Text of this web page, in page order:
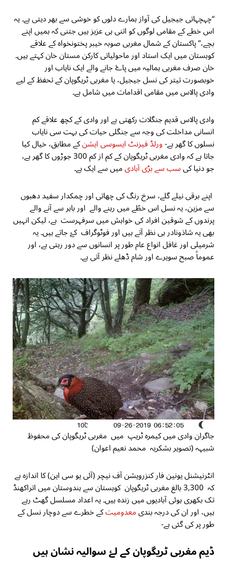
“چہچہاتی جیجیل کی آواز ہمارے دلوں کو خوشی سے بھر دیتی ہے۔ یہ
اس خطے کے مقامی لوگوں کو اتنی ہی عزیز ہیں جتنی کہ ہمیں اپنے
بچے،” پاکستان کے شمال مغربی صوبہ خیبر پختونخواہ کے علاقے
کوہستان میں ایک استاد اور ماحولیاتی کارکن مستان خان کہتے ہیں۔
خان صرف مغربی ہمالیہ میں پاۓ جانے والے ایک نایاب اور
خوبصورت تیتر کی نسل جیجیل، یا مغربی ٹریگوپان کے تحفظ کے لیے
وادی پالاس میں مقامی اقدامات میں شامل ہے۔
وادی پالاس قدیم جنگلات رکھتی ہے اور وادی کے کچھ علاقے کم
انسانی مداخلت کی وجہ سے جنگلی حیات کی بہت سی نایاب
نسلوں کا گھر ہے-ورلڈ فیزنٹ ایسوسی ایشنکے مطابق، خیال کیا
جاتا ہے کہ وادی مغربی ٹریگوپان کے کم از کم 300 جوڑوں کا گھر ہے،
جو دنیا کیسب سے بڑی آبادیمیں سے ایک ہے۔
اپنے برقی نیلے گلے، سرخ رنگ کی چھاتی اور چمکدار سفید دھبوں
سے مزین، یہ نسل اس خطّے میں رہنے والے اور باہر سے آنے والے
پرندوں کے شوقین افراد کی خواہش میں سرفہرست ہے، لیکن انہیں
بھی یہ شاذونادر ہی نظر آتے ہیں اور فوٹوگراف کۓ جاتے ہیں۔ یہ
شرمیلی اور غافل انواع عام طور پر انسانوں سے دور رہتی ہے، اور
عموماً صبح سویرے اور شام ڈھلے نظر آتی ہے۔
جاگران وادی میں کیمرہ ٹریپ میں مغربی ٹریگوپان کی محفوظ
شبیہہ (تصویر بشکریہ محمد نعیم اعوان)
انٹرنیشنل یونین فار کنزرویشن آف نیچر (آئی یو سی این) کا اندازہ ہے
کہ 3,300 بالغ مغربی ٹریگوپان کوہستان سے ہندوستان میں اتراکھنڈ
تک بکھری ہوئی آبادیوں میں زندہ ہیں۔ یہ اعداد مسلسل گھٹ رہے
ہیں، اور ان کی درجہ بندیمعدومیتکے خطرے سے دوچار نسل کے
طور پر کی گئی ہے-
ڈیم مغربی ٹریگوپان کے لۓ سوالیہ نشان ہیں